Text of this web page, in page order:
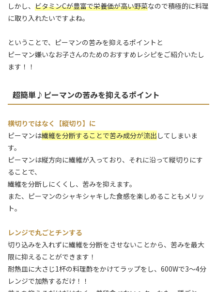
しかし、 ビタミンCが豊富で栄養価が高い野菜なので積極的に料理
に取り入れたいですよね。
ということで、ピーマンの苦みを抑えるポイントと
ピーマン嫌いなお子さんのためのおすすめレシピをご紹介いたし
ます！！
超簡単♪ピーマンの苦みを抑えるポイント
横切りではなく【縦切り】に
ピーマンは繊維を分断することで苦み成分が流出 してしまいま
す。
ピーマンは縦方向に繊維が入っており、それに沿って縦切りにす
ることで、
繊維を分断しにくくし、苦みを抑えます。
また、ピーマンのシャキシャキした食感を楽しめることもメリッ
ト。
レンジで丸ごとチンする
切り込みを入れずに繊維を分断をさせないことから、苦みを最大
限に抑えることができます！
耐熱皿に大さじ1杯の料理酢をかけてラップをし、600Wで3〜4分
レンジで加熱するだけ！！